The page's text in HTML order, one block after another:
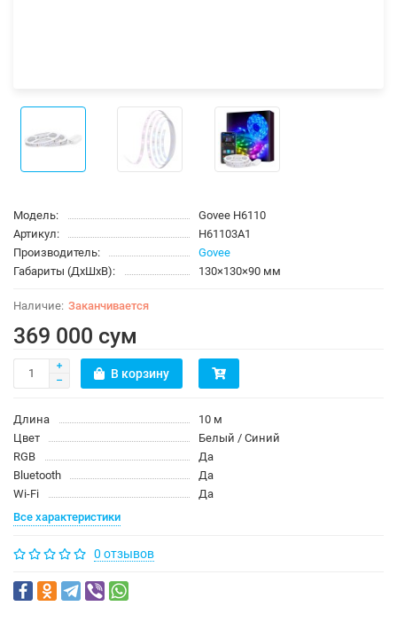
Модель:
Govee H6110
Артикул:
H61103A1
Производитель:
Govee
Габариты (ДхШхВ):
130×130×90 мм
Заканчивается
369 000 сум
В корзину
Длина
10 м
Цвет
Белый / Синий
RGB
Да
Bluetooth
Да
Wi-Fi
Да
Все характеристики
0 отзывов